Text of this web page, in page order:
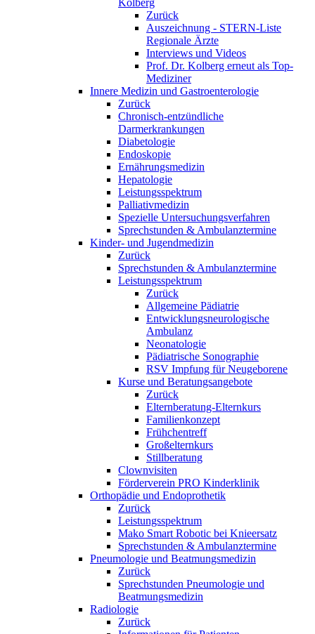
Kolberg
Zurück
Auszeichnung - STERN-Liste
Regionale Ärzte
Interviews und Videos
Prof. Dr. Kolberg erneut als Top-
Mediziner
Innere Medizin und Gastroenterologie
Zurück
Chronisch-entzündliche
Darmerkrankungen
Diabetologie
Endoskopie
Ernährungsmedizin
Hepatologie
Leistungsspektrum
Palliativmedizin
Spezielle Untersuchungsverfahren
Sprechstunden & Ambulanztermine
Kinder- und Jugendmedizin
Zurück
Sprechstunden & Ambulanztermine
Leistungsspektrum
Zurück
Allgemeine Pädiatrie
Entwicklungsneurologische
Ambulanz
Neonatologie
Pädiatrische Sonographie
RSV Impfung für Neugeborene
Kurse und Beratungsangebote
Zurück
Elternberatung-Elternkurs
Familienkonzept
Frühchentreff
Großelternkurs
Stillberatung
Clownvisiten
Förderverein PRO Kinderklinik
Orthopädie und Endoprothetik
Zurück
Leistungsspektrum
Mako Smart Robotic bei Knieersatz
Sprechstunden & Ambulanztermine
Pneumologie und Beatmungsmedizin
Zurück
Sprechstunden Pneumologie und
Beatmungsmedizin
Radiologie
Zurück